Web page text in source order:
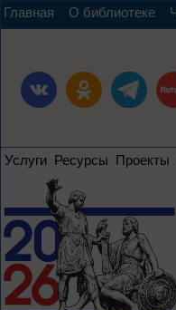
Главная О библиотеке
Услуги Ресурсы Проекты